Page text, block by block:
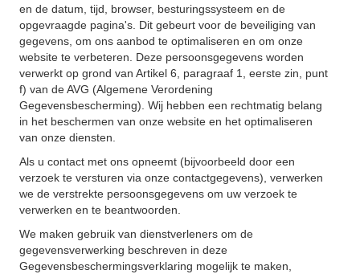
en de datum, tijd, browser, besturingssysteem en de
opgevraagde pagina's. Dit gebeurt voor de beveiliging van
gegevens, om ons aanbod te optimaliseren en om onze
website te verbeteren. Deze persoonsgegevens worden
verwerkt op grond van Artikel 6, paragraaf 1, eerste zin, punt
f) van de AVG (Algemene Verordening
Gegevensbescherming). Wij hebben een rechtmatig belang
in het beschermen van onze website en het optimaliseren
van onze diensten.
Als u contact met ons opneemt (bijvoorbeeld door een
verzoek te versturen via onze contactgegevens), verwerken
we de verstrekte persoonsgegevens om uw verzoek te
verwerken en te beantwoorden.
We maken gebruik van dienstverleners om de
gegevensverwerking beschreven in deze
Gegevensbeschermingsverklaring mogelijk te maken,